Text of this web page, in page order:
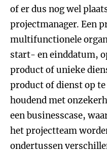
of er dus nog wel
projectmanager. Een
multifunctionele
start- en einddatum,
product of unieke
product of dienst op
houdend met
een businesscase,
het projectteam
ondertussen